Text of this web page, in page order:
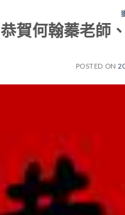
恭賀何翰蓁老師
POSTED ON